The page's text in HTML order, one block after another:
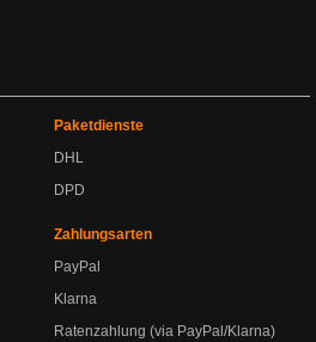
Paketdienste
DHL
DPD
Zahlungsarten
PayPal
Klarna
Ratenzahlung (via PayPal/Klarna)